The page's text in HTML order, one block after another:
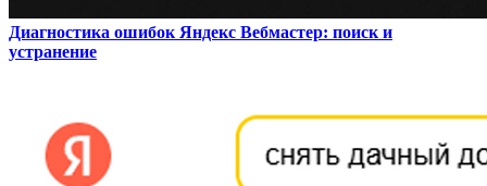
Диагностика ошибок Яндекс Вебмастер: поиск и
устранение